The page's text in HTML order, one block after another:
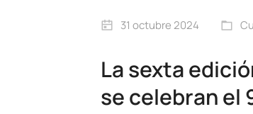
31 octubre 2024
La sexta
se celebran el